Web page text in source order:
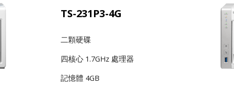
TS-231P3-4G
二顆硬碟
四核心 1.7GHz 處理器
記憶體 4GB